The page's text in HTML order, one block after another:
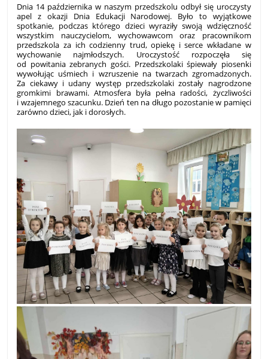
Dnia 14 października w naszym przedszkolu odbył się uroczysty
apel z okazji Dnia Edukacji Narodowej. Było to wyjątkowe
spotkanie, podczas którego dzieci wyraziły swoją wdzięczność
wszystkim nauczycielom, wychowawcom oraz pracownikom
przedszkola za ich codzienny trud, opiekę i serce wkładane w
wychowanie najmłodszych. Uroczystość rozpoczęła się
od powitania zebranych gości. Przedszkolaki śpiewały piosenki
wywołując uśmiech i wzruszenie na twarzach zgromadzonych.
Za ciekawy i udany występ przedszkolaki zostały nagrodzone
gromkimi brawami. Atmosfera była pełna radości, życzliwości
i wzajemnego szacunku. Dzień ten na długo pozostanie w pamięci
zarówno dzieci, jak i dorosłych.